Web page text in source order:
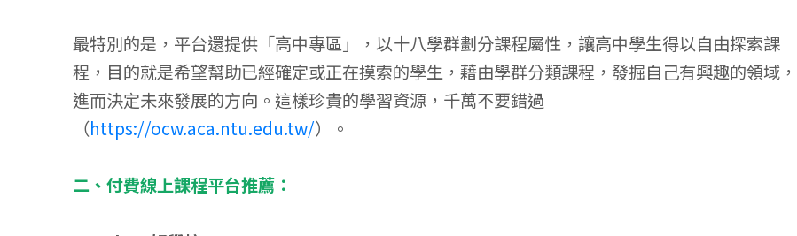
最特別的是，平台還提供「高中專區」，以十八學群劃分課程屬性，讓高中學生得以自由探索課
程，目的就是希望幫助已經確定或正在摸索的學生，藉由學群分類課程，發掘自己有興趣的領域，
進而決定未來發展的方向。這樣珍貴的學習資源，千萬不要錯過
（https://ocw.aca.ntu.edu.tw/）。
二、付費線上課程平台推薦：